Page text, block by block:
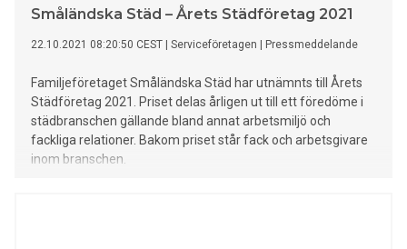
Småländska Städ – Årets Städföretag 2021
22.10.2021 08:20:50 CEST Serviceföretagen Pressmeddelande
Familjeföretaget Småländska Städ har utnämnts till Årets
Städföretag 2021. Priset delas årligen ut till ett föredöme i
städbranschen gällande bland annat arbetsmiljö och
fackliga relationer. Bakom priset står fack och arbetsgivare
inom branschen.